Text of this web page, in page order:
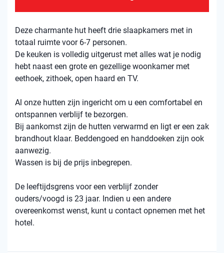
Deze charmante hut heeft drie slaapkamers met in
totaal ruimte voor 6-7 personen.
De keuken is volledig uitgerust met alles wat je nodig
hebt naast een grote en gezellige woonkamer met
eethoek, zithoek, open haard en TV.
Al onze hutten zijn ingericht om u een comfortabel en
ontspannen verblijf te bezorgen.
Bij aankomst zijn de hutten verwarmd en ligt er een zak
brandhout klaar. Beddengoed en handdoeken zijn ook
aanwezig.
Wassen is bij de prijs inbegrepen.
De leeftijdsgrens voor een verblijf zonder
ouders/voogd is 23 jaar. Indien u een andere
overeenkomst wenst, kunt u contact opnemen met het
hotel.